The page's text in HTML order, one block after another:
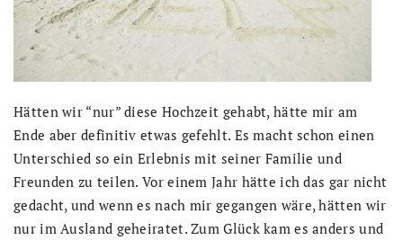
Hätten wir “nur” diese Hochzeit gehabt, hätte mir am
Ende aber definitiv etwas gefehlt. Es macht schon einen
Unterschied so ein Erlebnis mit seiner Familie und
Freunden zu teilen. Vor einem Jahr hätte ich das gar nicht
gedacht, und wenn es nach mir gegangen wäre, hätten wir
nur im Ausland geheiratet. Zum Glück kam es anders und